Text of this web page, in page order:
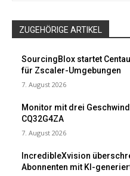
ZUGEHÖRIGE ARTIKEL
SourcingBlox startet
für Zscaler-Umgebungen
7. August 2026
Monitor mit drei
CQ32G4ZA
7. August 2026
IncredibleXvision
Abonnenten mit KI-